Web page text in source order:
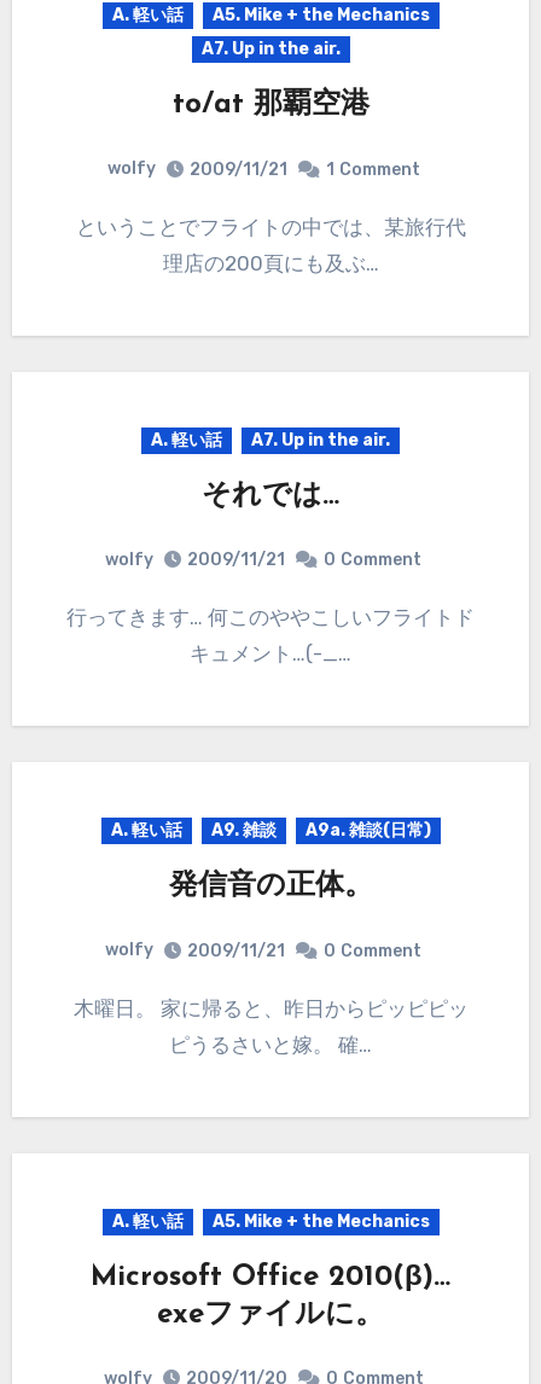
A. 軽い話
A5. Mike + the Mechanics
A7. Up in the air.
to/at 那覇空港
wolfy 2009/11/21 1 Comment
ということでフライトの中では、某旅行代
理店の200頁にも及ぶ…
A. 軽い話 A7. Up in the air.
それでは…
wolfy 2009/11/21 0 Comment
行ってきます… 何このややこしいフライトド
キュメント…(-_…
A. 軽い話 A9. 雑談 A9a. 雑談(日常)
発信音の正体。
wolfy 2009/11/21 0 Comment
木曜日。 家に帰ると、昨日からピッピピッ
ピうるさいと嫁。 確…
A. 軽い話 A5. Mike + the Mechanics
Microsoft Office 2010(β)…
exeファイルに。
wolfy 2009/11/20 0 Comment